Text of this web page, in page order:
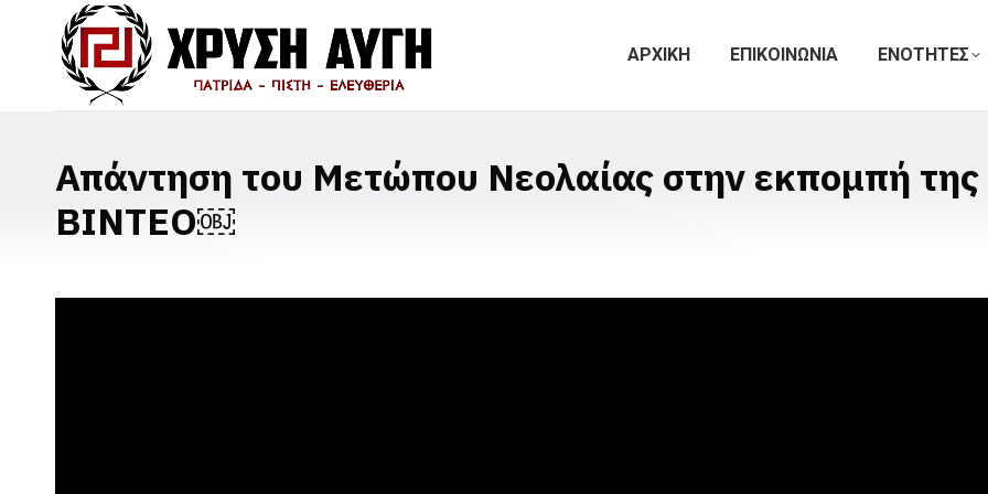
ΑΡΧΙΚΗ ΕΠΙΚΟΙΝΩΝΙΑ ΕΝΟΤΗΤΕΣ
Απάντηση του Μετώπου Νεολαίας στην εκπομπή
ΒΙΝΤΕΟ￼